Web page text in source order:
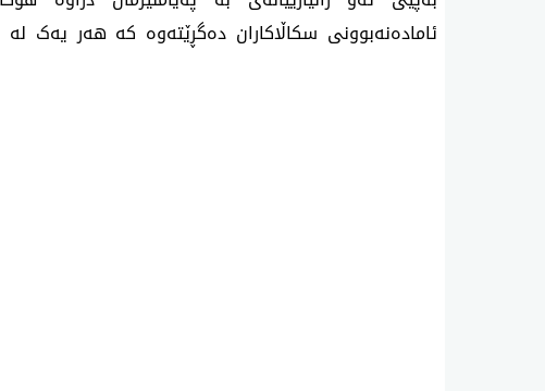
ئامادەنەبوونی سکاڵاکاران دەگڕێتەوە کە هەر یەک لە